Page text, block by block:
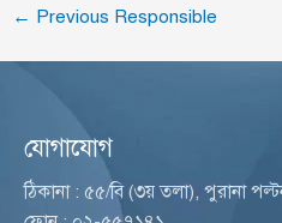
← Previous Responsible
যোগাযোগ
ঠিকানা : ৫৫/বি (৩য় তলা), পুরানা